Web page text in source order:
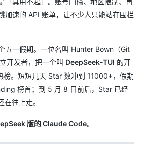
加速的 API 账单，让不少人只能站在围栏
五一假期。一位名叫 Hunter Bown（Git
开发者，把一个叫 DeepSeek-TUI 的开
榜。短短几天 Star 数冲到 11000+，假期
榜首；到 5 月 8 日前后，Star 已经
往上走。
版的 Claude Code。